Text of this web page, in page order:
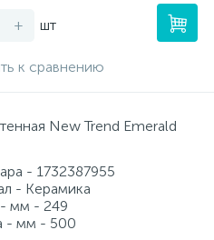
+ шт
к сравнению
New Trend Emerald
- 1732387955
- Керамика
мм - 249
- мм - 500